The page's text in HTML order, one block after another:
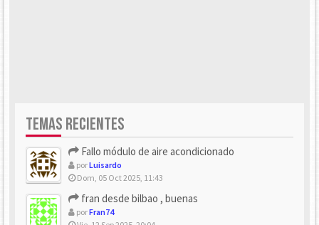
TEMAS RECIENTES
Fallo módulo de aire acondicionado
porLuisardo
Dom, 05 Oct 2025, 11:43
fran desde bilbao , buenas
porFran74